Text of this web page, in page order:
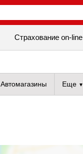
Cтрахование on-line
Автомагазины Еще